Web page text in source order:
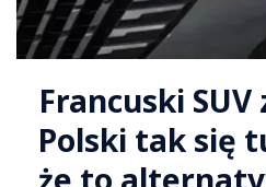
Francuski
Polski tak się